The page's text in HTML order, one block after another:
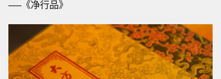
──《净行品》